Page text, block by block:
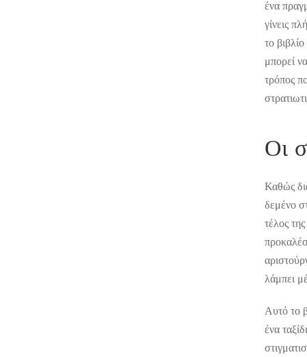
ένα
γίνεις
το
μπορεί
τρόπος
Οι
Καθώς
δεμένο
τέλος
λάμπει
Αυτό το
ένα